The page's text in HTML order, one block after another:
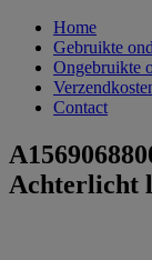
Home
Gebruikte
Ongebruikte
Contact
Achterlicht